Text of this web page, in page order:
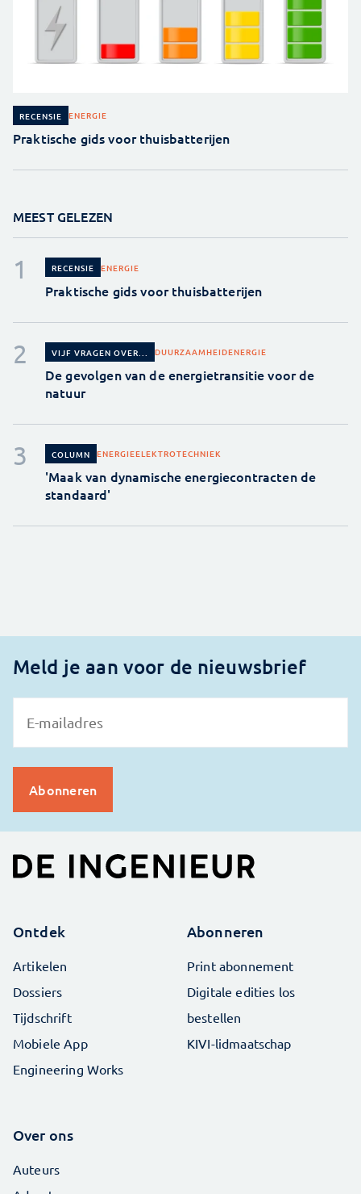
RECENSIE ENERGIE
Praktische gids voor thuisbatterijen
MEEST GELEZEN
RECENSIE ENERGIE
Praktische gids voor thuisbatterijen
VIJF VRAGEN OVER... DUURZAAMHEIDENERGIE
De gevolgen van de energietransitie voor de
natuur
COLUMN ENERGIEELEKTROTECHNIEK
'Maak van dynamische energiecontracten de
standaard'
Meld je aan voor de nieuwsbrief
Ontdek
Artikelen
Dossiers
Tijdschrift
Mobiele App
Engineering Works
Abonneren
Print abonnement
Digitale edities los
bestellen
KIVI-lidmaatschap
Over ons
Auteurs